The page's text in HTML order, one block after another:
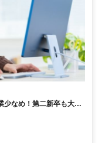
なめ！第二新卒も大歓